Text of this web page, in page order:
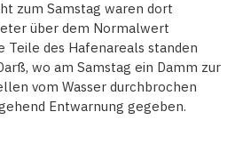
zum Samstag waren dort
über dem Normalwert
Teile des Hafenareals standen
wo am Samstag ein Damm zur
vom Wasser durchbrochen
Entwarnung gegeben.